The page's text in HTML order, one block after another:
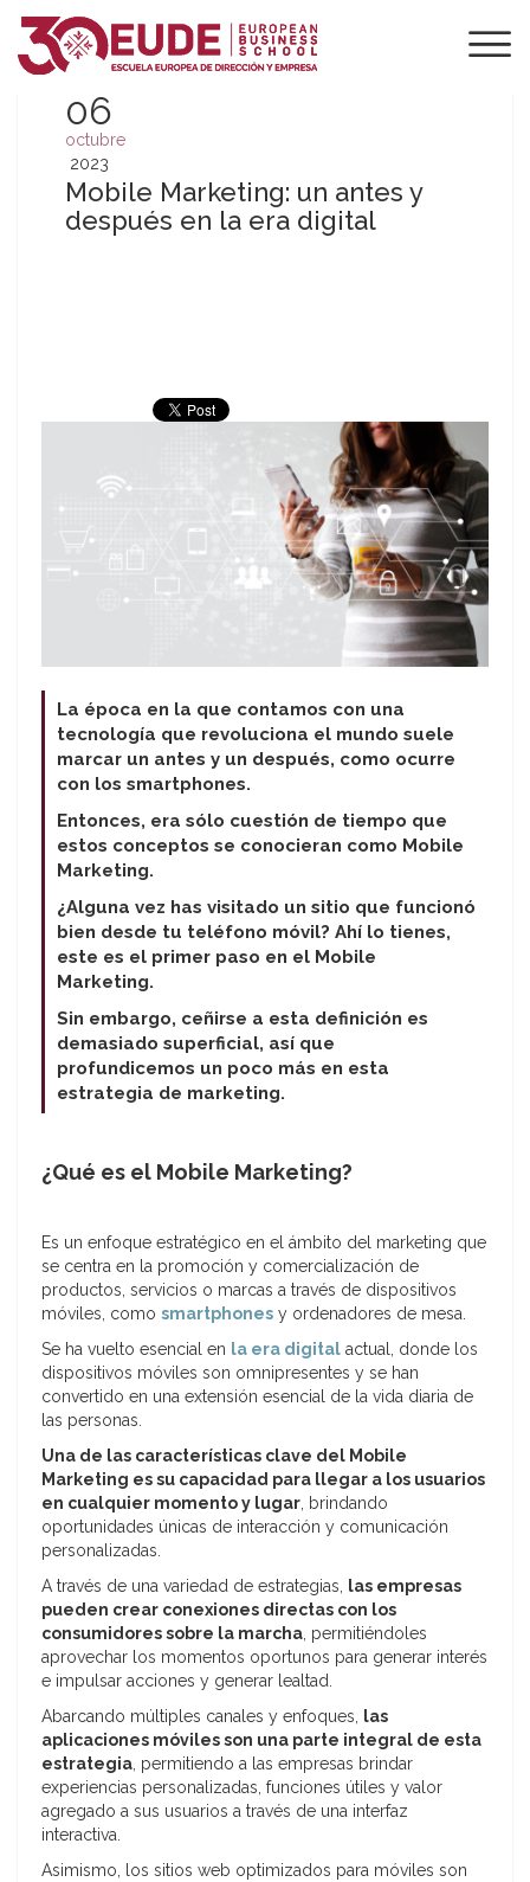
06
octubre
2023
Mobile Marketing: un antes y
después en la era digital
La época en la que contamos con una
tecnología que revoluciona el mundo suele
marcar un antes y un después, como ocurre
con los smartphones.
Entonces, era sólo cuestión de tiempo que
estos conceptos se conocieran como Mobile
Marketing.
¿Alguna vez has visitado un sitio que funcionó
bien desde tu teléfono móvil? Ahí lo tienes,
este es el primer paso en el Mobile
Marketing.
Sin embargo, ceñirse a esta definición es
demasiado superficial, así que
profundicemos un poco más en esta
estrategia de marketing.
¿Qué es el Mobile Marketing?
Es un enfoque estratégico en el ámbito del marketing que
se centra en la promoción y comercialización de
productos, servicios o marcas a través de dispositivos
móviles, como smartphones y ordenadores de mesa.
Se ha vuelto esencial en la era digital actual, donde los
dispositivos móviles son omnipresentes y se han
convertido en una extensión esencial de la vida diaria de
las personas.
Una de las características clave del Mobile
Marketing es su capacidad para llegar a los usuarios
en cualquier momento y lugar, brindando
oportunidades únicas de interacción y comunicación
personalizadas.
A través de una variedad de estrategias, las empresas
pueden crear conexiones directas con los
consumidores sobre la marcha, permitiéndoles
aprovechar los momentos oportunos para generar interés
e impulsar acciones y generar lealtad.
Abarcando múltiples canales y enfoques, las
aplicaciones móviles son una parte integral de esta
estrategia, permitiendo a las empresas brindar
experiencias personalizadas, funciones útiles y valor
agregado a sus usuarios a través de una interfaz
interactiva.
Asimismo, los sitios web optimizados para móviles son